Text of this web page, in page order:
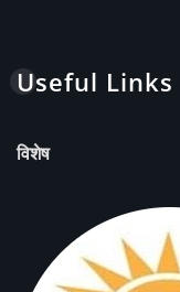
Useful Links
विशेष